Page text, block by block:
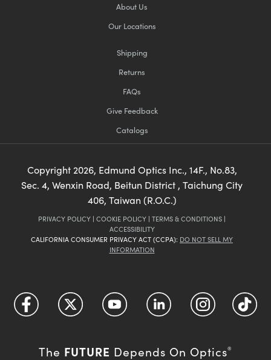
About Us
Our Locations
Shipping
Returns
FAQs
Give Feedback
Catalogs
Copyright 2026, Edmund Optics Inc., 14F., No.83,
Sec. 4, Wenxin Road, Beitun District , Taichung City
406, Taiwan (R.O.C.)
PRIVACY POLICY | COOKIE POLICY | TERMS & CONDITIONS |
ACCESSIBILITY
CALIFORNIA CONSUMER PRIVACY ACT (CCPA): DO NOT SELL MY
INFORMATION
The FUTURE Depends On Optics®